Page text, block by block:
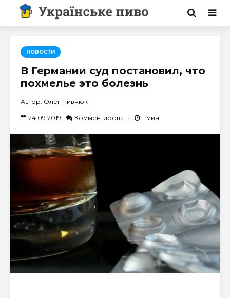
НОВОСТИ
В Германии суд постановил, что
похмелье это болезнь
Автор: Олег Пивнюк
24.09.2019 Комментировать 1 мин.